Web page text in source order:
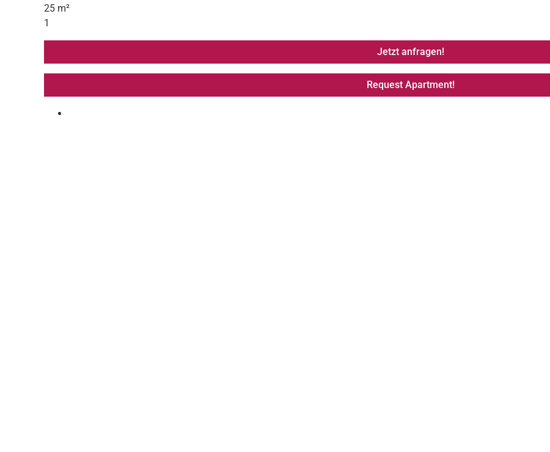
25 m²
1
Jetzt anfragen!
Request Apartment!